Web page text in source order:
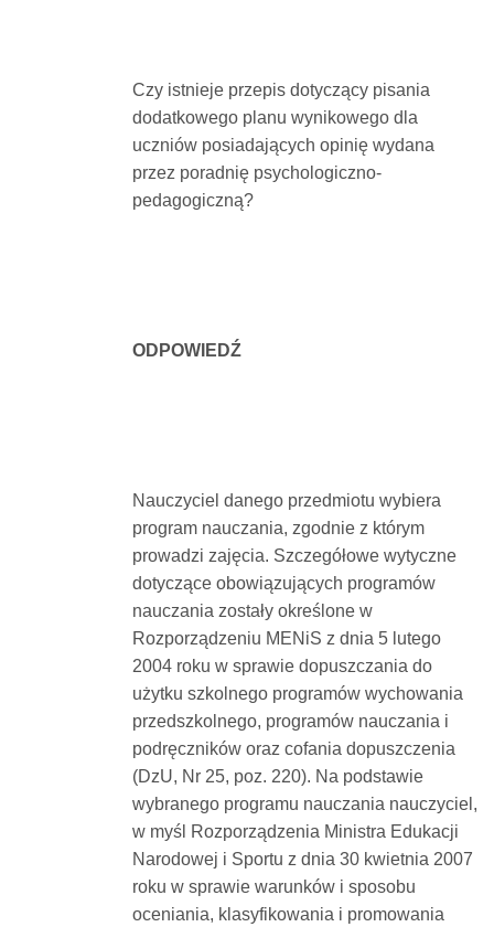
Dokumenty
Czy istnieje przepis dotyczący pisania
dodatkowego planu wynikowego dla
uczniów posiadających opinię wydana
przez poradnię psychologiczno-
pedagogiczną?
ODPOWIEDŹ
Nauczyciel danego przedmiotu wybiera
program nauczania, zgodnie z którym
prowadzi zajęcia. Szczegółowe wytyczne
dotyczące obowiązujących programów
nauczania zostały określone w
Rozporządzeniu MENiS z dnia 5 lutego
2004 roku w sprawie dopuszczania do
użytku szkolnego programów wychowania
przedszkolnego, programów nauczania i
podręczników oraz cofania dopuszczenia
(DzU, Nr 25, poz. 220). Na podstawie
wybranego programu nauczania nauczyciel,
w myśl Rozporządzenia Ministra Edukacji
Narodowej i Sportu z dnia 30 kwietnia 2007
roku w sprawie warunków i sposobu
oceniania, klasyfikowania i promowania